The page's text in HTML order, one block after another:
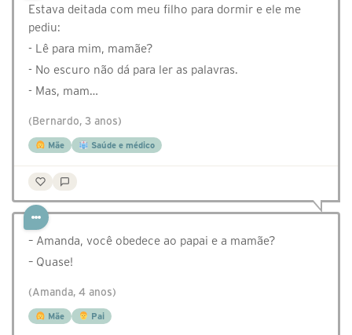
Estava deitada com meu filho para dormir e ele me
pediu:
- Lê para mim, mamãe?
- No escuro não dá para ler as palavras.
- Mas, mam…
(Bernardo, 3 anos)
Mãe Saúde e médico
– Amanda, você obedece ao papai e a mamãe?
– Quase!
(Amanda, 4 anos)
Mãe Pai